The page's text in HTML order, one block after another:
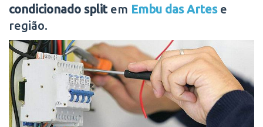
condicionado split em Embu das Artese
região.